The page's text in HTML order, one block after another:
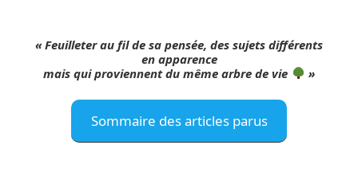
« Feuilleter au fil de sa pensée, des sujets différents
en apparence
mais qui proviennent du même arbre de vie
»
Sommaire des articles parus